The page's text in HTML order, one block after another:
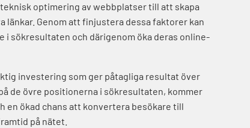
optimering av webbplatser till att skapa
länkar. Genom att finjustera dessa faktorer kan
i sökresultaten och därigenom öka deras online-
investering som ger påtagliga resultat över
de övre positionerna i sökresultaten, kommer
en ökad chans att konvertera besökare till
på nätet.